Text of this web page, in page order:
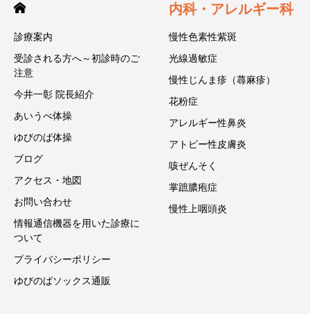
診療案内
受診される方へ～初診時のご
注意
今井一彰 院長紹介
あいうべ体操
ゆびのば体操
ブログ
アクセス・地図
お問い合わせ
情報通信機器を用いた診療に
ついて
プライバシーポリシー
ゆびのばソックス通販
内科・アレルギー科
慢性色素性紫斑
光線過敏症
慢性じんま疹（蕁麻疹）
花粉症
アレルギー性鼻炎
アトピー性皮膚炎
咳ぜんそく
掌蹠膿疱症
慢性上咽頭炎